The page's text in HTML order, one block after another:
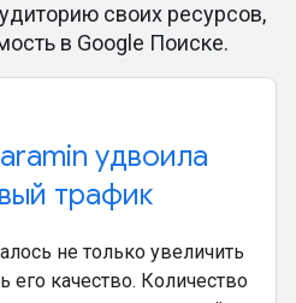
своих ресурсов,
в Google Поиске.
удвоила
трафик
не только увеличить
его качество. Количество